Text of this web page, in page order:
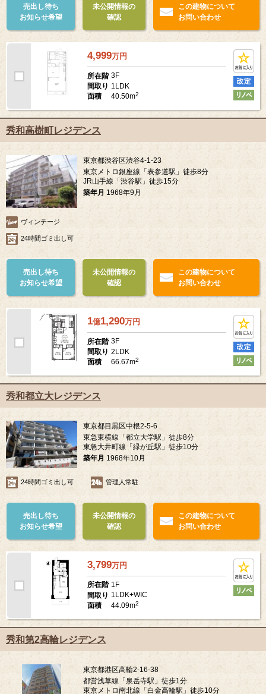
売出し待ち
お知らせ希望
未公開情報の
確認
この建物について
お問い合わせ
4,999万円
所在階 3F
間取り 1LDK
面積
40.50m2
秀和高樹町レジデンス
東京都渋谷区渋谷4-1-23
東京メトロ銀座線「表参道駅」徒歩8分
JR山手線「渋谷駅」徒歩15分
築年月 1968年9月
ヴィンテージ
24時間ゴミ出し可
売出し待ち
お知らせ希望
未公開情報の
確認
この建物について
お問い合わせ
1億1,290万円
所在階 3F
間取り 2LDK
面積
66.67m2
秀和都立大レジデンス
東京都目黒区中根2-5-6
東急東横線「都立大学駅」徒歩8分
東急大井町線「緑が丘駅」徒歩10分
築年月 1968年10月
24時間ゴミ出し可 管理人常駐
売出し待ち
お知らせ希望
未公開情報の
確認
この建物について
お問い合わせ
3,799万円
所在階 1F
間取り 1LDK+WIC
面積
44.09m2
秀和第2高輪レジデンス
東京都港区高輪2-16-38
都営浅草線「泉岳寺駅」徒歩1分
東京メトロ南北線「白金高輪駅」徒歩10分